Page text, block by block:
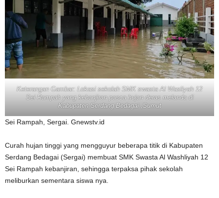
Keterangan Gambar: Lokasi sekolah SMK swasta Al Wasliyah 12
Sei Rampah yang kebanjiran pasca hujan deras melanda di
Kabupaten Serdang Bedagai ,Sumut
Sei Rampah, Sergai. Gnewstv.id
Curah hujan tinggi yang mengguyur beberapa titik di Kabupaten
Serdang Bedagai (Sergai) membuat SMK Swasta Al Washliyah 12
Sei Rampah kebanjiran, sehingga terpaksa pihak sekolah
meliburkan sementara siswa nya.